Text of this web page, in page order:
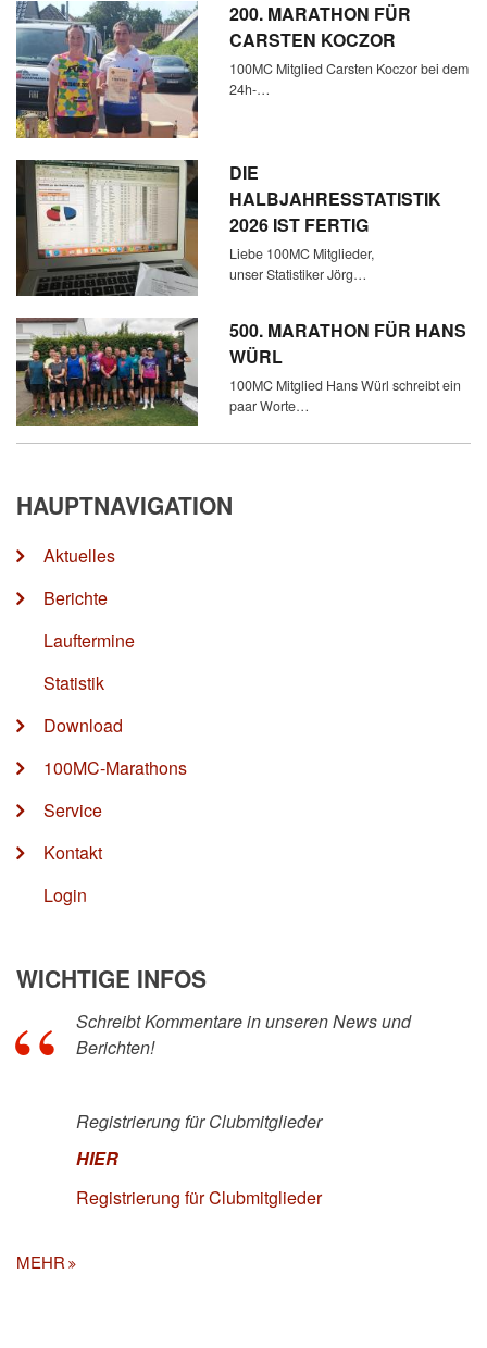
200. MARATHON FÜR
CARSTEN KOCZOR
100MC Mitglied Carsten Koczor bei dem
24h-…
DIE
HALBJAHRESSTATISTIK
2026 IST FERTIG
Liebe 100MC Mitglieder,
unser Statistiker Jörg…
500. MARATHON FÜR HANS
WÜRL
100MC Mitglied Hans Würl schreibt ein
paar Worte…
HAUPTNAVIGATION
Aktuelles
Berichte
Lauftermine
Statistik
Download
100MC-Marathons
Service
Kontakt
Login
WICHTIGE INFOS
Schreibt Kommentare in unseren News und
Berichten!
Registrierung für Clubmitglieder
HIER
Registrierung für Clubmitglieder
MEHR